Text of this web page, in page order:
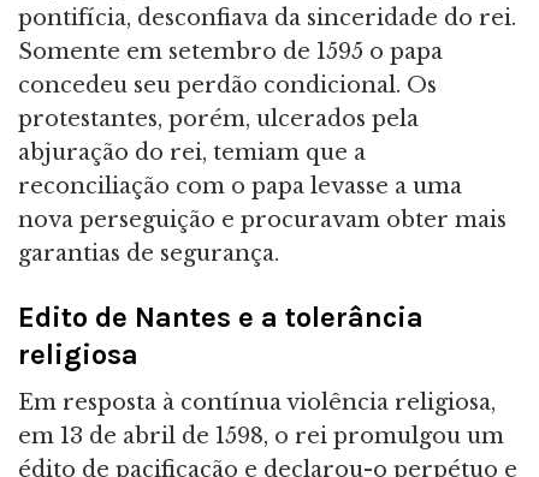
pontifícia, desconfiava da sinceridade do rei.
Somente em setembro de 1595 o papa
concedeu seu perdão condicional. Os
protestantes, porém, ulcerados pela
abjuração do rei, temiam que a
reconciliação com o papa levasse a uma
nova perseguição e procuravam obter mais
garantias de segurança.
Edito de Nantes e a tolerância
religiosa
Em resposta à contínua violência religiosa,
em 13 de abril de 1598, o rei promulgou um
édito de pacificação e declarou-o perpétuo e